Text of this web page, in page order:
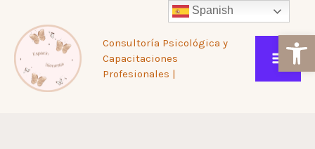
al
contenido
Consultoría Psicológica y
Capacitaciones
Profesionales |
posts…
Spanish